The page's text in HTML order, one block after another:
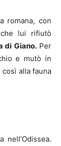
romana, con
lui rifiutò
di Giano.Per
e mutò in
alla fauna
nell’Odissea.